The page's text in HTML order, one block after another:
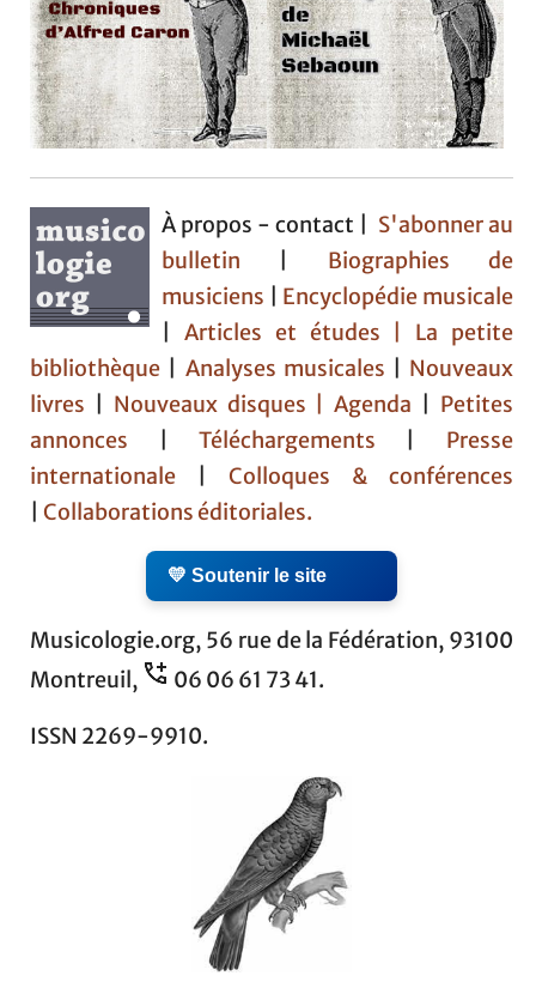
À propos - contact | S'abonner au
bulletin
Biographies de
musiciens
Encyclopédie musicale
|Articles et études | La petite
bibliothèque
Analyses musicales
Nouveaux
livres
Nouveaux disques |Agenda
Petites
annonces
Téléchargements
Presse
internationale
Colloques & conférences
Collaborations éditoriales.
💛 Soutenir le site
Musicologie.org, 56 rue de la Fédération, 93100
Montreuil,
06 06 61 73 41.
ISSN 2269-9910.